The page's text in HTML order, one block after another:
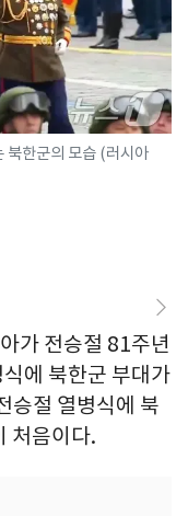
북한군의 모습 (러시아
가 전승절 81주년
에 북한군 부대가
승절 열병식에 북
처음이다.